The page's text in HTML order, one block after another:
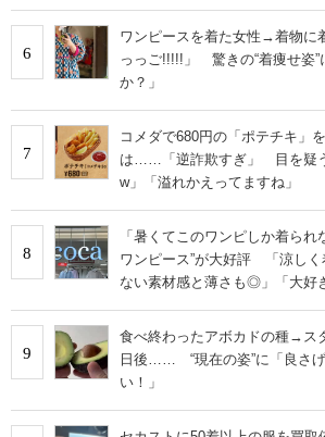
6
ワンピースを着た女性→着物
っっご!!!!!」 驚きの“着痩せ姿”
か？」
7
コメダで680円の「ポテチキ」
は……「逆詐欺すぎ」 目を疑
w」「溢れかえってますね」
8
「暑くてこのワンピしか着ら
ワンピース”が大好評 「涼しく
ない素材感と薄さも◎」「大好
9
食べ終わったアボカドの種→ス
日後…… “現在の姿”に「良さ
い！」